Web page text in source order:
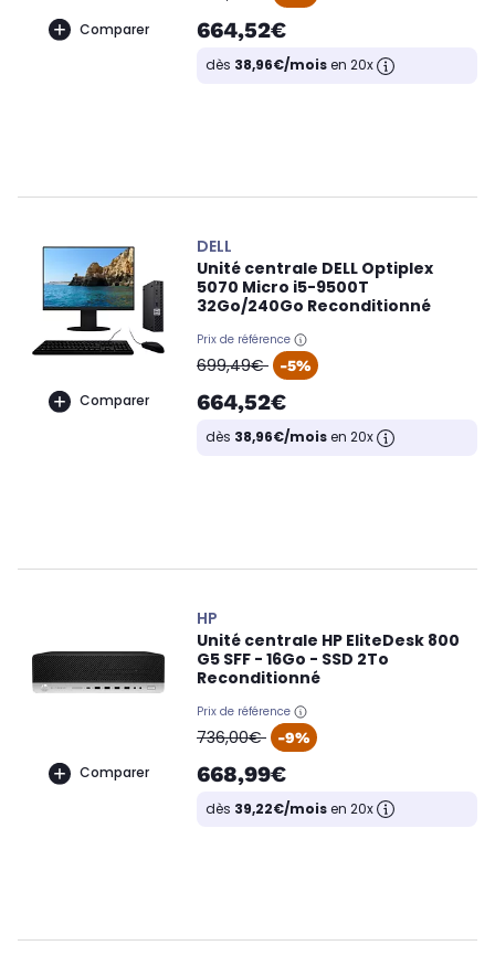
Comparer 664,52€
dès 38,96€/moisen 20x
Comparer
DELL
Unité centrale DELL Optiplex
5070 Micro i5-9500T
32Go/240Go Reconditionné
Prix de référence
oldPrice
699,49€ -5%
664,52€
dès 38,96€/moisen 20x
Comparer
HP
Unité centrale HP EliteDesk 800
G5 SFF - 16Go - SSD 2To
Reconditionné
Prix de référence
oldPrice
736,00€ -9%
668,99€
dès 39,22€/moisen 20x